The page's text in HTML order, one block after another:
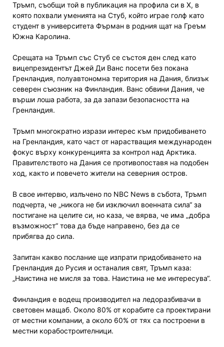
Тръмп, съобщи той в публикация на профила си в X, в
която похвали уменията на Стуб, който играе голф като
студент в университета Фърман в родния щат на Греъм
Южна Каролина.
Срещата на Тръмп със Стуб се състоя ден след като
вицепрезидентът Джей Ди Ванс посети без покана
Гренландия, полуавтономна територия на Дания, близък
северен съюзник на Финландия. Ванс обвини Дания, че
върши лоша работа, за да запази безопасността на
Гренландия.
Тръмп многократно изрази интерес към придобиването
на Гренландия, като част от нарастващия международен
фокус върху конкуренцията за контрол над Арктика.
Правителството на Дания се противопоставя на подобен
ход, както и повечето жители на северния остров.
В свое интервю, излъчено по NBC News в събота, Тръмп
подчерта, че „никога не би изключил военната сила“ за
постигане на целите си, но каза, че вярва, че има „добра
възможност“ това да бъде направено, без да се
прибягва до сила.
Запитан какво послание ще изпрати придобиването на
Гренландия до Русия и останалия свят, Тръмп каза:
„Наистина не мисля за това. Наистина не ме интересува“.
Финландия е водещ производител на ледоразбивачи в
световен мащаб. Около 80% от корабите са проектирани
от местни компании, а около 60% от тях са построени в
местни корабостроителници.